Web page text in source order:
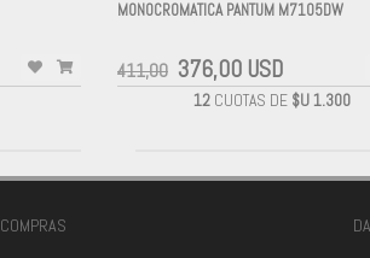
MONOCROMATICA PANTUM M7105DW
411,00 376,00 USD
12CUOTAS DE $U 1.300
COMPRAS